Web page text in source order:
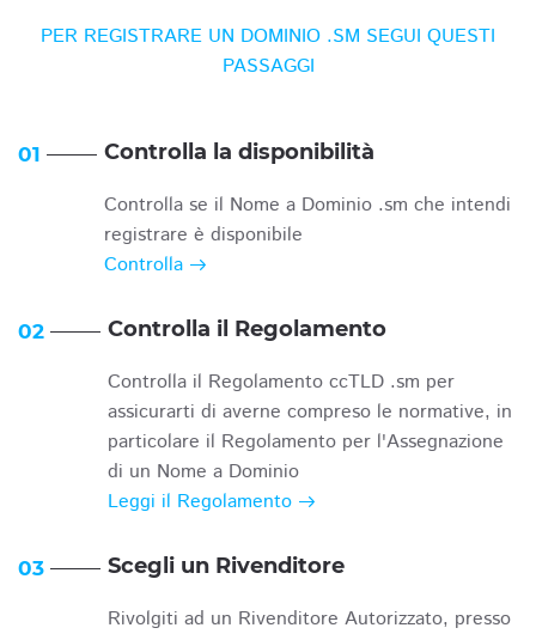
PER REGISTRARE UN DOMINIO .SM SEGUI QUESTI
PASSAGGI
01 Controlla la disponibilità
Controlla se il Nome a Dominio .sm che intendi
registrare è disponibile
Controlla
02 Controlla il Regolamento
Controlla il Regolamento ccTLD .sm per
assicurarti di averne compreso le normative, in
particolare il Regolamento per l'Assegnazione
di un Nome a Dominio
Leggi il Regolamento
03 Scegli un Rivenditore
Rivolgiti ad un Rivenditore Autorizzato, presso